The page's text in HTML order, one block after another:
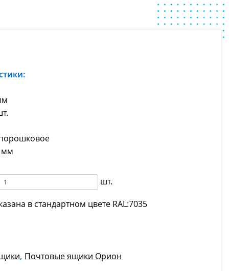
мм
шт.
в стандартном цвете RAL:7035
, Почтовые ящики Орион